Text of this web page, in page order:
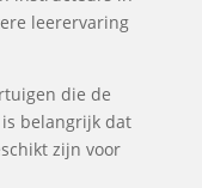
leerervaring
die de
belangrijk dat
zijn voor